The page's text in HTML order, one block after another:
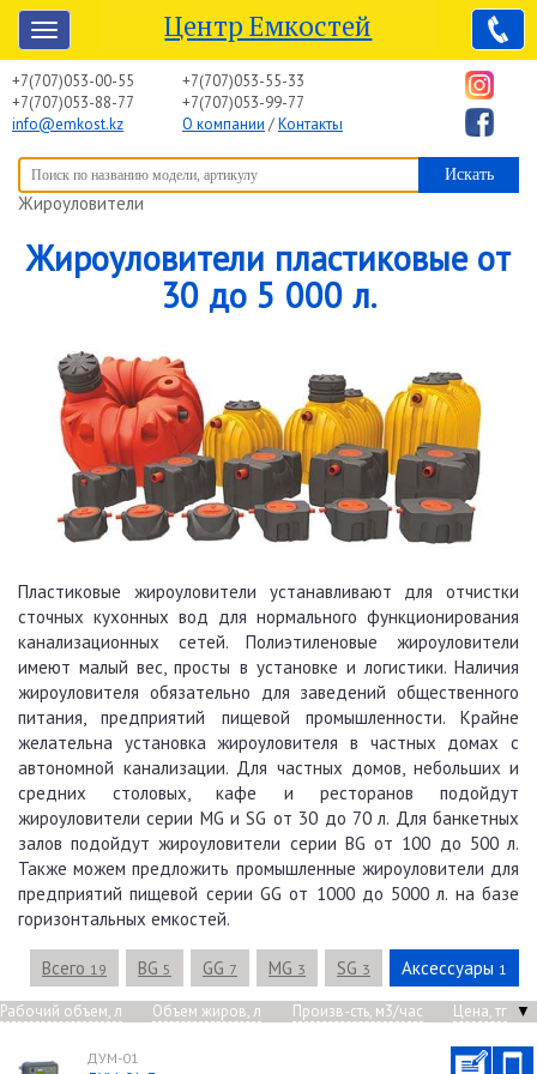
Центр Емкостей
+7(707)053-00-55
+7(707)053-88-77
info@emkost.kz
+7(707)053-55-33
+7(707)053-99-77
О компании /Контакты
Вы здесь:Центр Емкостей→ Емкостное оборудование→
Жироуловители
Жироуловители пластиковые от
30 до 5 000 л.
Пластиковые жироуловители устанавливают для отчистки
сточных кухонных вод для нормального функционирования
канализационных сетей. Полиэтиленовые жироуловители
имеют малый вес, просты в установке и логистики. Наличия
жироуловителя обязательно для заведений общественного
питания, предприятий пищевой промышленности. Крайне
желательна установка жироуловителя в частных домах с
автономной канализации. Для частных домов, небольших и
средних столовых, кафе и ресторанов подойдут
жироуловители серии MG и SG от 30 до 70 л. Для банкетных
залов подойдут жироуловители серии BG от 100 до 500 л.
Также можем предложить промышленные жироуловители для
предприятий пищевой серии GG от 1000 до 5000 л. на базе
горизонтальных емкостей.
Всего 19 BG 5 GG 7 MG 3 SG 3 Аксессуары 1
Рабочий объем, л Объем жиров, л Произв-сть, м3/час Цена, тг ▼
ДУМ-01